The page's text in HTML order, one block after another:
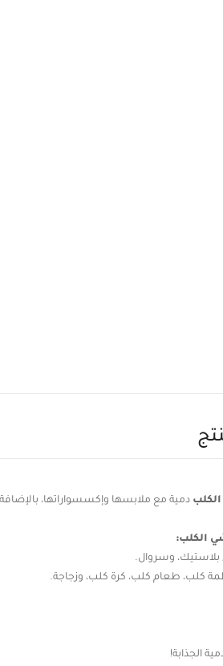
دمية مع ملابسها وإكسسواراتها،
كلب، طعام كلب، كرة كلب، وزجاجة.
الجذابة!